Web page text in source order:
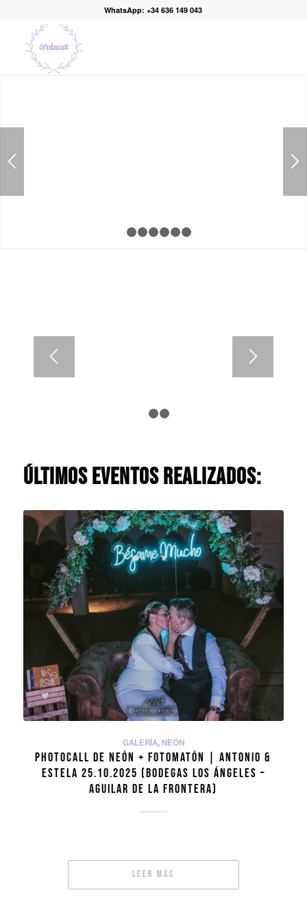
WhatsApp: +34 636 149 043
1
ÚLTIMOS EVENTOS REALIZADOS:
GALERÍA, NEÓN
PHOTOCALL DE NEÓN + FOTOMATÓN | ANTONIO &
ESTELA 25.10.2025 (BODEGAS LOS ÁNGELES –
AGUILAR DE LA FRONTERA)
Leer más